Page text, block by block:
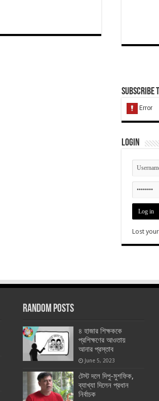
Subscribe
Login
Lost
Random Posts
৪ হাজার শিক্ষককে
প্রশিক্ষণের আওতায়
আনার প্রস্তাব
June 5, 2023
টেস্ট দলে দিপু-মুশফিক,
ব্যাখ্যা দিলেন প্রধান
নির্বাচক